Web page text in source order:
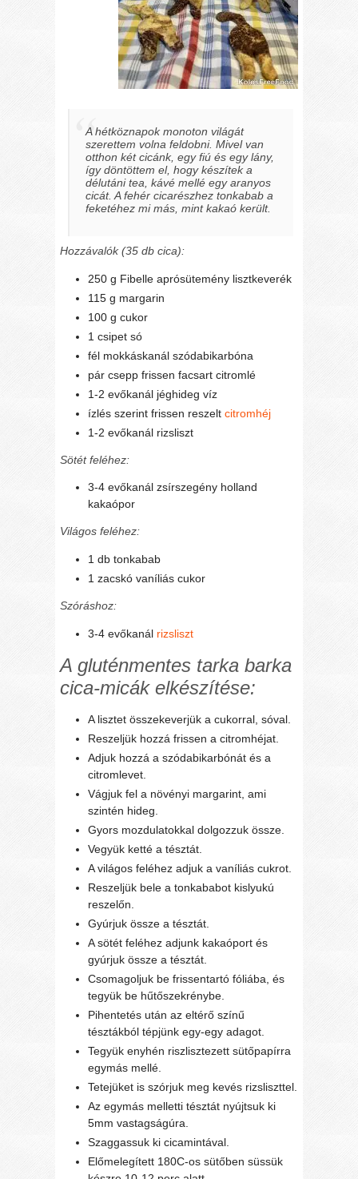
A hétköznapok monoton világát
szerettem volna feldobni. Mivel van
otthon két cicánk, egy fiú és egy lány,
így döntöttem el, hogy készítek a
délutáni tea, kávé mellé egy aranyos
cicát. A fehér cicarészhez tonkabab a
feketéhez mi más, mint kakaó került.
Hozzávalók (35 db cica):
250 g Fibelle aprósütemény lisztkeverék
115 g margarin
100 g cukor
1 csipet só
fél mokkáskanál szódabikarbóna
pár csepp frissen facsart citromlé
1-2 evőkanál jéghideg víz
ízlés szerint frissen reszeltcitromhéj
1-2 evőkanál rizsliszt
Sötét feléhez:
3-4 evőkanál zsírszegény holland
kakaópor
Világos feléhez:
1 db tonkabab
1 zacskó vaníliás cukor
Szóráshoz:
3-4 evőkanál rizsliszt
A gluténmentes tarka barka
cica-micák elkészítése:
A lisztet összekeverjük a cukorral, sóval.
Reszeljük hozzá frissen a citromhéjat.
Adjuk hozzá a szódabikarbónát és a
citromlevet.
Vágjuk fel a növényi margarint, ami
szintén hideg.
Gyors mozdulatokkal dolgozzuk össze.
Vegyük ketté a tésztát.
A világos feléhez adjuk a vaníliás cukrot.
Reszeljük bele a tonkababot kislyukú
reszelőn.
Gyúrjuk össze a tésztát.
A sötét feléhez adjunk kakaóport és
gyúrjuk össze a tésztát.
Csomagoljuk be frissentartó fóliába, és
tegyük be hűtőszekrénybe.
Pihentetés után az eltérő színű
tésztákból tépjünk egy-egy adagot.
Tegyük enyhén riszlisztezett sütőpapírra
egymás mellé.
Tetejüket is szórjuk meg kevés rizsliszttel.
Az egymás melletti tésztát nyújtsuk ki
5mm vastagságúra.
Szaggassuk ki cicamintával.
Előmelegített 180C-os sütőben süssük